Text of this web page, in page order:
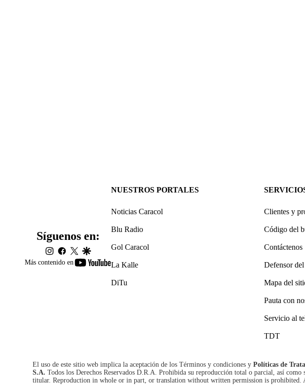
Más contenido en
youtube-
Síguenos en:
instagram
facebook
twittergoogle
NUESTROS PORTALES
Noticias Caracol
Blu Radio
Gol Caracol
La Kalle
DiTu
Clientes y
Código del
Contáctenos
Defensor
Mapa del
Pauta con
Servicio al
TDT
El uso de este sitio web implica la aceptación de los Términos y condiciones y Políticas de
S.A. Todos los Derechos Reservados D.R.A. Prohibida su reproducción total o parcial, así
titular. Reproduction in whole or in part, or translation without written permission is prohibited.